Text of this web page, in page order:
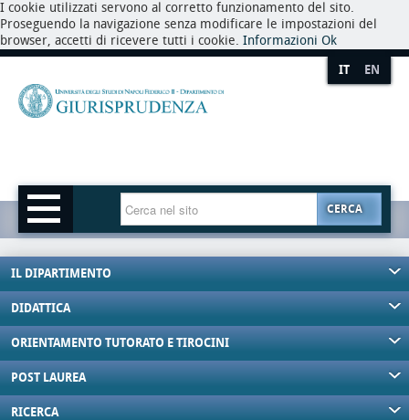
I cookie utilizzati servono al corretto funzionamento del sito.
Proseguendo la navigazione senza modificare le impostazioni del
browser, accetti di ricevere tutti i cookie. Informazioni Ok
IT EN
CERCA
IL DIPARTIMENTO
DIDATTICA
ORIENTAMENTO TUTORATO E TIROCINI
POST LAUREA
RICERCA